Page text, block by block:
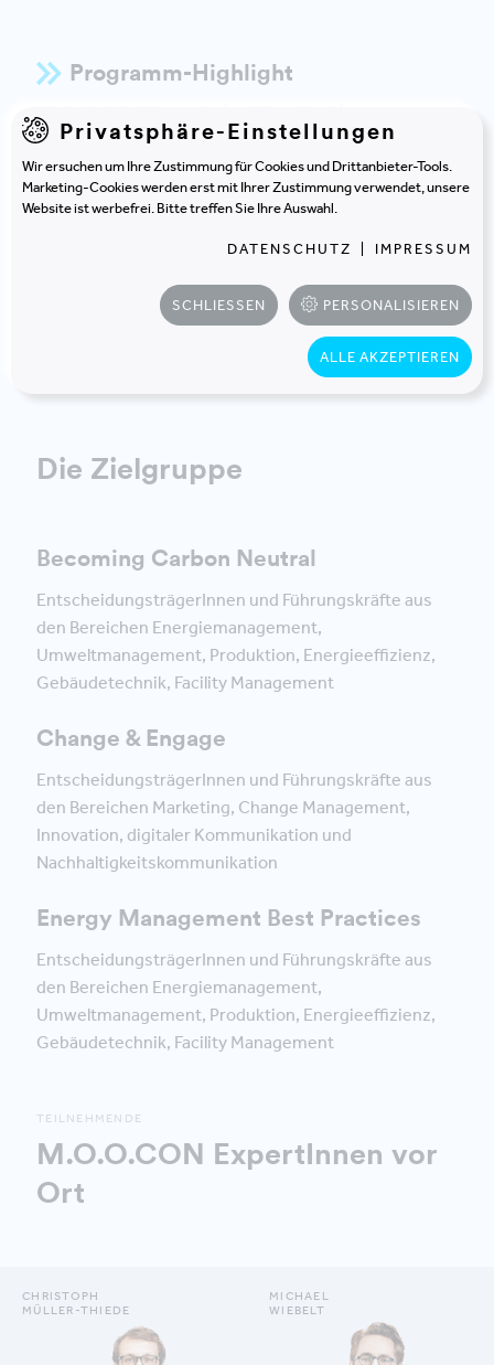
Programm-Highlight
M.O.O.CON Impuls (auf Englisch):
Determining and reducing the CO2-footprint
of buildings
Christoph Müller-Thiede, Partner,M.O.O.CON
ZUM PROGRAMM
Die Zielgruppe
Becoming Carbon Neutral
EntscheidungsträgerInnen und Führungskräfte aus
den Bereichen Energiemanagement,
Umweltmanagement, Produktion, Energieeffizienz,
Gebäudetechnik, Facility Management
Change & Engage
EntscheidungsträgerInnen und Führungskräfte aus
den Bereichen Marketing, Change Management,
Innovation, digitaler Kommunikation und
Nachhaltigkeitskommunikation
Energy Management Best Practices
EntscheidungsträgerInnen und Führungskräfte aus
den Bereichen Energiemanagement,
Umweltmanagement, Produktion, Energieeffizienz,
Gebäudetechnik, Facility Management
TEILNEHMENDE
M.O.O.CON ExpertInnen vor
Ort
CHRISTOPH
MÜLLER-THIEDE
MICHAEL
WIEBELT
Privatsphäre-Einstellungen
Wir ersuchen um Ihre Zustimmung für Cookies und Drittanbieter-Tools.
Marketing-Cookies werden erst mit Ihrer Zustimmung verwendet, unsere
Website ist werbefrei. Bitte treffen Sie Ihre Auswahl.
DATENSCHUTZ IMPRESSUM
SCHLIESSEN PERSONALISIEREN
ALLE AKZEPTIEREN